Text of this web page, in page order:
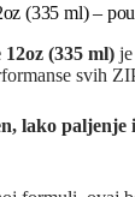
(335 ml) –
(335 ml)
svih
lako paljenje